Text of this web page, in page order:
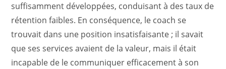
suffisamment développées, conduisant à des taux de
rétention faibles. En conséquence, le coach se
trouvait dans une position insatisfaisante ; il savait
que ses services avaient de la valeur, mais il était
incapable de le communiquer efficacement à son